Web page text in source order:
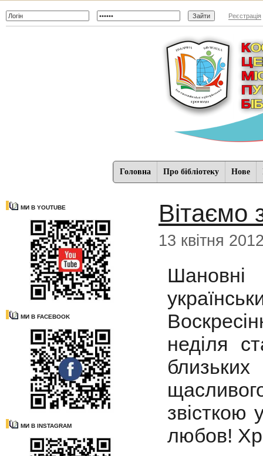
Реєстрація
Головна Про бібліотеку Нове
МИ В YOUTUBE
МИ В FACEBOOK
МИ В INSTAGRAM
Вітаємо
13 квітня
неділя
звісткою
любов!